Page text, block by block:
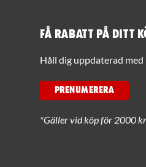
Få rabatt på ditt
Håll dig uppdaterad
PRENUMERERA
*Gäller vid köp för 2000